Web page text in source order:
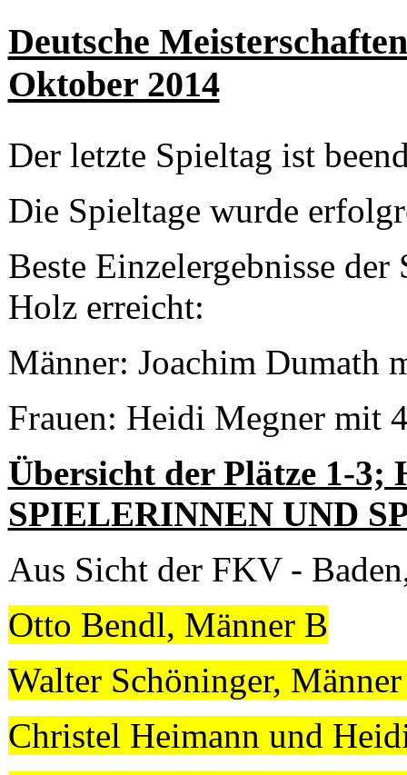
Deutsche
Oktober 2014
Der letzte Spieltag ist
Die Spieltage wurde
Beste Einzelergebnisse
Holz erreicht:
Männer: Joachim Dumath
Frauen: Heidi Megner mit
Übersicht der Plätze 1-
SPIELERINNEN UND
Aus Sicht der FKV -
Otto Bendl, Männer B
Walter Schöninger,
Christel Heimann und